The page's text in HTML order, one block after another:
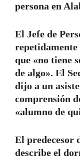
persona en
El Jefe de
que «no tiene
de algo». El
dijo a un
comprensión
«alumno de
El predecesor
describe el